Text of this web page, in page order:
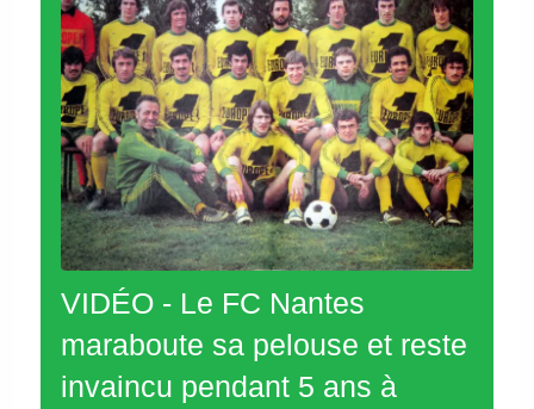
VIDÉO - Le FC Nantes
maraboute sa pelouse et reste
invaincu pendant 5 ans à